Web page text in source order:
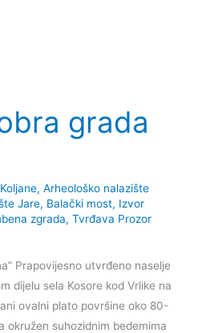
grada
, Arheološko nalazište
Jare, Balački most, Izvor
zgrada, Tvrđava Prozor
Prapovijesno utvrđeno naselje
dijelu sela Kosore kod Vrlike na
ovalni plato površine oko 80-
okružen suhozidnim bedemima